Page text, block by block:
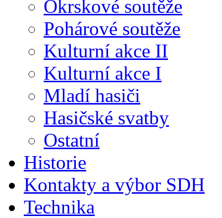
Okrskové soutěže
Pohárové soutěže
Kulturní akce II
Kulturní akce I
Mladí hasiči
Hasičské svatby
Ostatní
Historie
Kontakty a výbor SDH
Technika